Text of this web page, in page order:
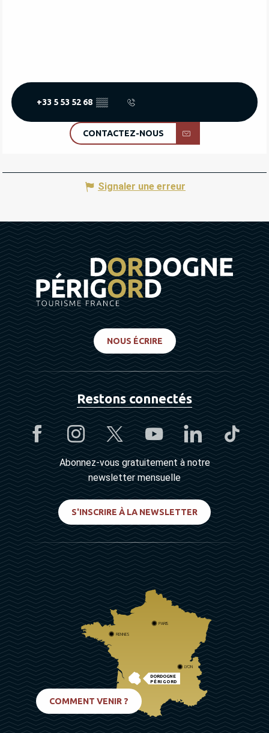
+33 5 53 52 68 ▒▒
CONTACTEZ-NOUS
Signaler une erreur
NOUS ÉCRIRE
Restons connectés
Abonnez-vous gratuitement à notre
newsletter mensuelle
S'INSCRIRE À LA NEWSLETTER
DORDOGNE
PÉRIGORD
PARIS
RENNES
LYON
COMMENT VENIR ?